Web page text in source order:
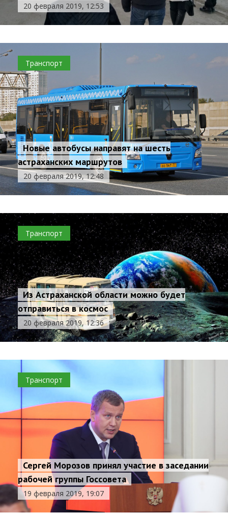
20 февраля 2019, 12:53
Транспорт
Новые автобусы направят на шесть
астраханских маршрутов
20 февраля 2019, 12:48
Транспорт
Из Астраханской области можно будет
отправиться в космос
20 февраля 2019, 12:36
Транспорт
Сергей Морозов принял участие в заседании
рабочей группы Госсовета
19 февраля 2019, 19:07